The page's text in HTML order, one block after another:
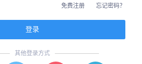
免费注册 忘记密码？
其他登录方式